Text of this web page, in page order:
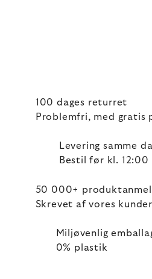
100 dages returret
Problemfri, med gratis
Levering samme
Bestil før kl. 12:00
50 000+
Skrevet af vores kunder
Miljøvenlig
0% plastik